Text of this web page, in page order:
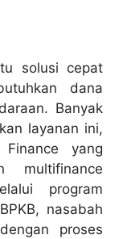
solusi cepat
dana
Banyak
layanan ini,
yang
multifinance
program
nasabah
proses